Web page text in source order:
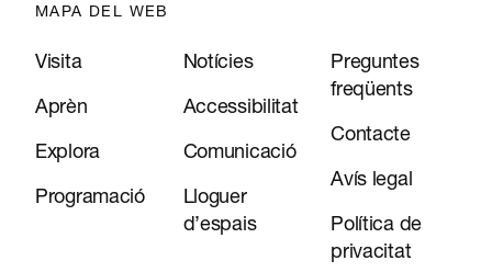
MAPA DEL WEB
Visita
Aprèn
Explora
Programació
Notícies
Accessibilitat
Comunicació
Lloguer
d’espais
Preguntes
freqüents
Contacte
Avís legal
Política de
privacitat